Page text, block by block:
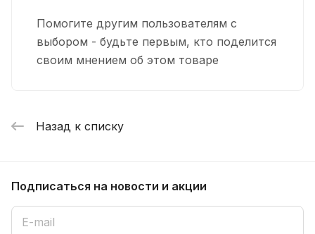
Помогите другим пользователям с
выбором - будьте первым, кто поделится
своим мнением об этом товаре
Назад к списку
Подписаться на новости и акции